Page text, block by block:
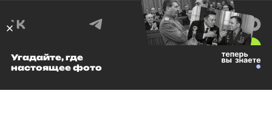
© 1999–2026 Все права защищены.
Угадайте, где
настоящее фото